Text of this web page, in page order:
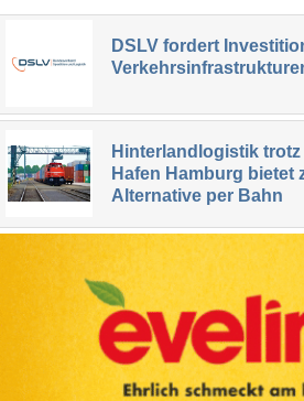
DSLV fordert
Hinterlandlogistik
Hafen Hamburg bietet
Alternative per Bahn